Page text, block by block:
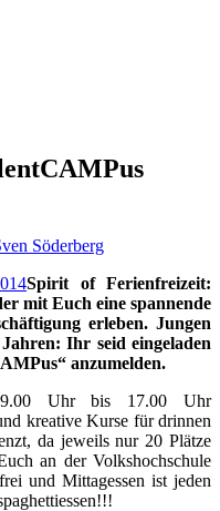
Söderberg
Spirit of Ferienfreizeit:
mit Euch eine spannende
erleben. Jungen
Ihr seid eingeladen
anzumelden.
Uhr bis 17.00 Uhr
kreative Kurse für drinnen
da jeweils nur 20 Plätze
an der Volkshochschule
und Mittagessen ist jeden